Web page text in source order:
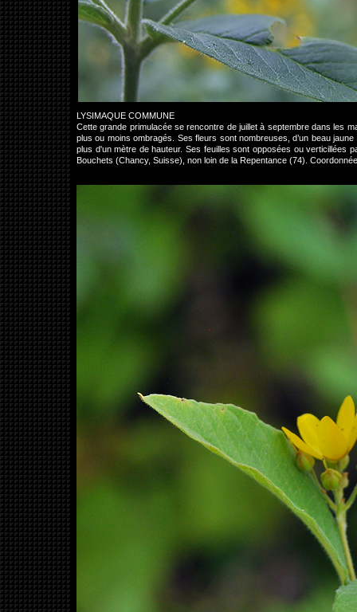
LYSIMAQUE COMMUNE
Cette grande primulacée se rencontre de juillet à septembre dans les
plus ou moins ombragés. Ses fleurs sont nombreuses, d’un beau
plus d'un mètre de hauteur. Ses feuilles sont opposées ou verticillées
Bouchets (Chancy, Suisse), non loin de la Repentance (74).